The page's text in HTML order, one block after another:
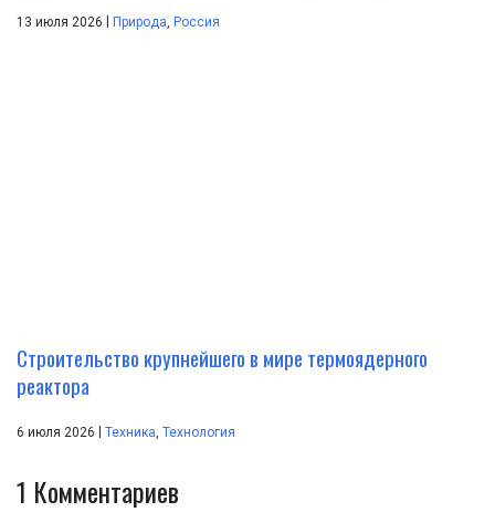
13 июля 2026 Природа, Россия
Строительство крупнейшего в мире термоядерного
реактора
6 июля 2026 | Техника, Технология
1 Комментариев